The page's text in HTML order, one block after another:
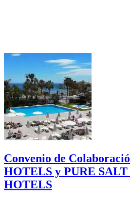
Convenio de
HOTELS y PURE
HOTELS